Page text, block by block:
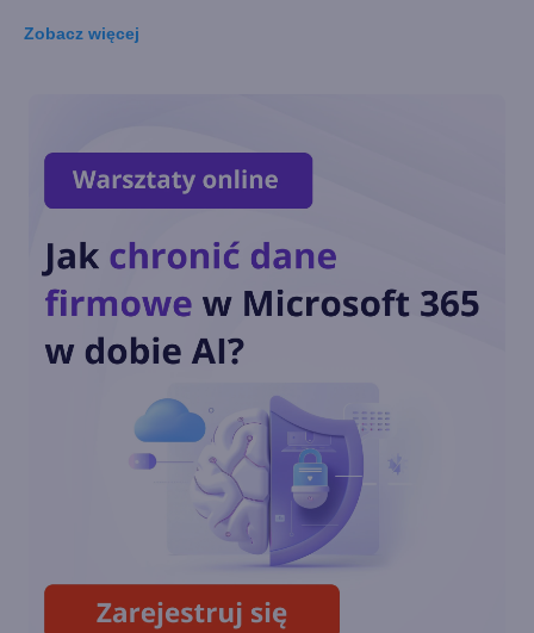
Blender i inne aplikacje
Windows z ulepszeniami na
Snapdragon X Series
Microsoft dodaje nowe
wyszukiwanie plików w
OneDrive
Windows App ogólnodostępna
na wszystkich głównych
platformach
Zobacz więcej